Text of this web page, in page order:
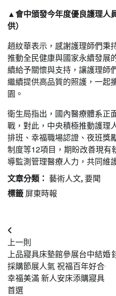
▲會中頒發今年度優良護理人
供）
趙紋華表示，感謝護理師們秉
推動全民健康與國家永續發展
續給予關懷與支持，讓護理師
繼續提供高品質的照護，一起
園。
衛生局指出，國內醫療體系正
戰，對此，中央積極推動護理
排班、幸福職場認證、夜班獎
制度等12項目，期盼改善現有
導監測管理醫療人力，共同維
文章分類： 藝術人文,要聞
標籤 屏東時報
文
章
導
覽
上一則
上品寢具床墊館參展台中結婚
採購節展人氣 祝福百年好合‧
幸福美滿 新人安床添購寢具
首選